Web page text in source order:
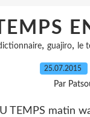
, guajiro, le
25.07.2015
Par
TEMPS matin